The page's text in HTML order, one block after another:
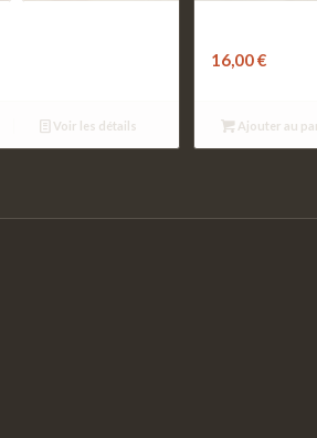
Voir les détails
16,00€
Ajouter au